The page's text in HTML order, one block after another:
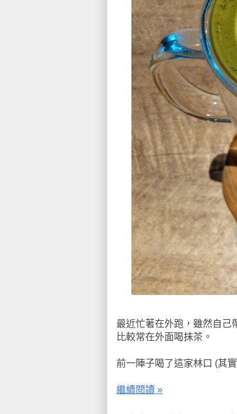
最近忙著在外跑，雖然自己
比較常在外面喝抹茶。
前一陣子喝了這家林口 (其
繼續閱讀 »